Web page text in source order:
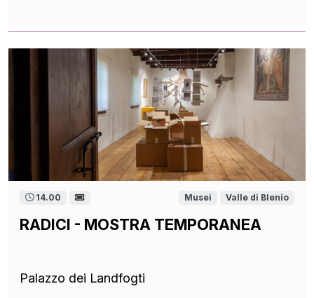
14.00 Musei Valle di Blenio
RADICI - MOSTRA TEMPORANEA
Palazzo dei Landfogti